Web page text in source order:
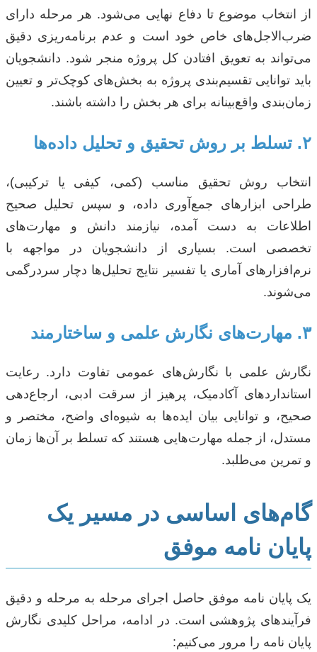
از انتخاب موضوع تا دفاع نهایی می‌شود. هر مرحله دارای
ضرب‌الاجل‌های خاص خود است و عدم برنامه‌ریزی دقیق
می‌تواند به تعویق افتادن کل پروژه منجر شود. دانشجویان
باید توانایی تقسیم‌بندی پروژه به بخش‌های کوچک‌تر و تعیین
زمان‌بندی واقع‌بینانه برای هر بخش را داشته باشند.
۲. تسلط بر روش تحقیق و تحلیل داده‌ها
انتخاب روش تحقیق مناسب (کمی، کیفی یا ترکیبی)،
طراحی ابزارهای جمع‌آوری داده، و سپس تحلیل صحیح
اطلاعات به دست آمده، نیازمند دانش و مهارت‌های
تخصصی است. بسیاری از دانشجویان در مواجهه با
نرم‌افزارهای آماری یا تفسیر نتایج تحلیل‌ها دچار سردرگمی
می‌شوند.
۳. مهارت‌های نگارش علمی و ساختارمند
نگارش علمی با نگارش‌های عمومی تفاوت دارد. رعایت
استانداردهای آکادمیک، پرهیز از سرقت ادبی، ارجاع‌دهی
صحیح، و توانایی بیان ایده‌ها به شیوه‌ای واضح، مختصر و
مستدل، از جمله مهارت‌هایی هستند که تسلط بر آن‌ها زمان
و تمرین می‌طلبد.
گام‌های اساسی در مسیر یک
پایان نامه موفق
یک پایان نامه موفق حاصل اجرای مرحله به مرحله و دقیق
فرآیندهای پژوهشی است. در ادامه، مراحل کلیدی نگارش
پایان نامه را مرور می‌کنیم: